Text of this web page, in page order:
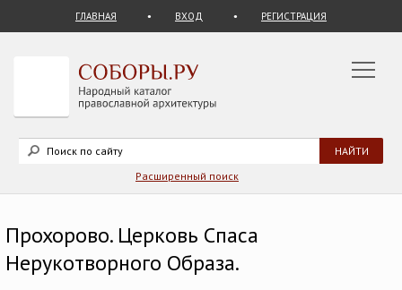
ГЛАВНАЯ ВХОД РЕГИСТРАЦИЯ
Расширенный поиск
Прохорово. Церковь Спаса
Нерукотворного Образа.